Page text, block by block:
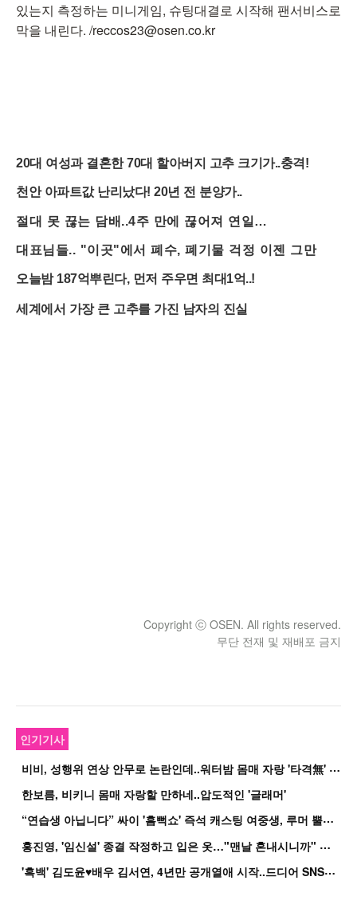
있는지 측정하는 미니게임, 슈팅대결로 시작해 팬서비스로
막을 내린다. /reccos23@osen.co.kr
Copyright ⓒ OSEN. All rights reserved.
무단 전재 및 재배포 금지
인기기사
비
비, 성행위 연상 안무로 논란인데..워터밤 몸매 자랑 '타격無' 근황
한보름, 비키니 몸매 자랑할 만하네..압도적인 '글래머'
“
연습생 아닙니다” 싸이 '흠뻑쇼' 즉석 캐스팅 여중생, 루머 뿔났다[Oh!쎈 이...
홍
진영, '임신설' 종결 작정하고 입은 옷…"맨날 혼내시니까" 억울
'
흑백' 김도윤♥배우 김서연, 4년만 공개열애 시작..드디어 SNS에 노출 [핫피...